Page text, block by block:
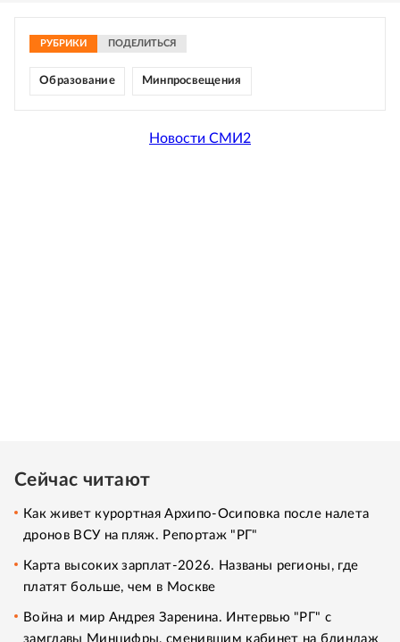
РУБРИКИ ПОДЕЛИТЬСЯ
Образование Минпросвещения
Новости СМИ2
Сейчас читают
Как живет курортная Архипо-Осиповка после налета
дронов ВСУ на пляж. Репортаж "РГ"
Карта высоких зарплат-2026. Названы регионы, где
платят больше, чем в Москве
Война и мир Андрея Заренина. Интервью "РГ" с
замглавы Минцифры, сменившим кабинет на блиндаж